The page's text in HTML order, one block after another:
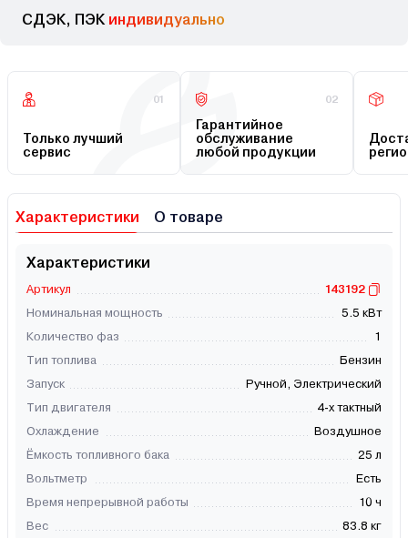
СДЭК, ПЭК индивидуально
01
Только лучший
сервис
02
Гарантийное
обслуживание
любой продукции
Характеристики О товаре
Характеристики
Артикул
143192
Номинальная мощность
5.5 кВт
Количество фаз
1
Тип топлива
Бензин
Запуск
Ручной, Электрический
Тип двигателя
4-х тактный
Охлаждение
Воздушное
Ёмкость топливного бака
25 л
Вольтметр
Есть
Время непрерывной работы
10 ч
Вес
83.8 кг